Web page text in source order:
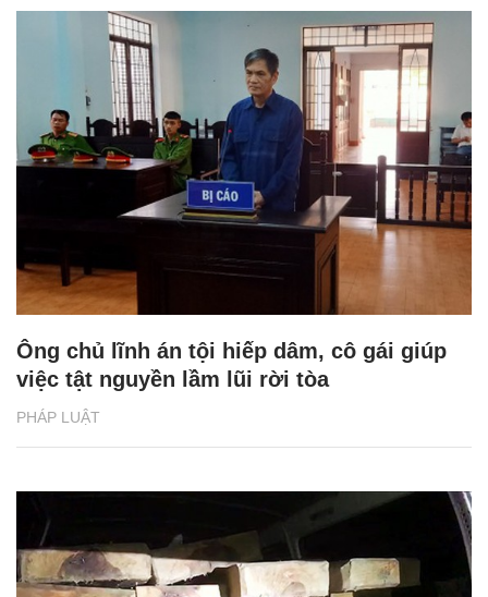
PHÁP LUẬT
Ông chủ lĩnh án tội hiếp dâm, cô gái giúp
việc tật nguyền lầm lũi rời tòa